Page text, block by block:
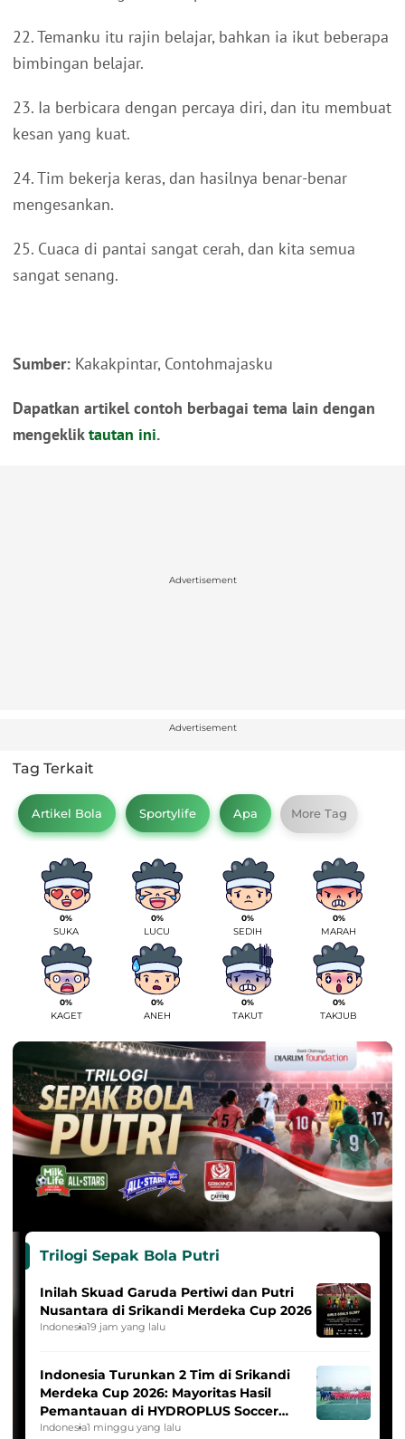
22. Temanku itu rajin belajar, bahkan ia ikut beberapa
bimbingan belajar.
23. Ia berbicara dengan percaya diri, dan itu membuat
kesan yang kuat.
24. Tim bekerja keras, dan hasilnya benar-benar
mengesankan.
25. Cuaca di pantai sangat cerah, dan kita semua
sangat senang.
Sumber: Kakakpintar, Contohmajasku
Dapatkan artikel contoh berbagai tema lain dengan
mengekliktautan ini.
Advertisement
Advertisement
Tag Terkait
Artikel Bola Sportylife Apa More Tag
0%
SUKA
0%
LUCU
0%
SEDIH
0%
MARAH
0%
KAGET
0%
ANEH
0%
TAKUT
0%
TAKJUB
Trilogi Sepak Bola Putri
Inilah Skuad Garuda Pertiwi dan Putri
Nusantara di Srikandi Merdeka Cup 2026
Indonesia19 jam yang lalu
Indonesia Turunkan 2 Tim di Srikandi
Merdeka Cup 2026: Mayoritas Hasil
Pemantauan di HYDROPLUS Soccer
League
Indonesia1 minggu yang lalu